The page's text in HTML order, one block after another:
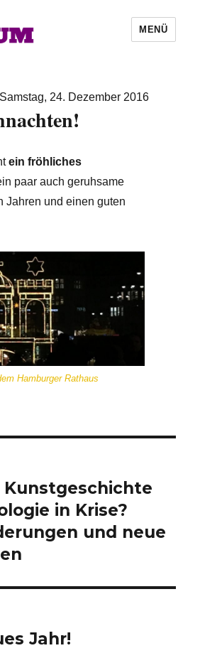
MENÜ
Veröffentlicht
Samstag, 24. Dezember 2016
ein fröhliches
paar auch geruhsame
Jahren und einen guten
Hamburger Rathaus
Kunstgeschichte
in Krise?
und neue
Jahr!